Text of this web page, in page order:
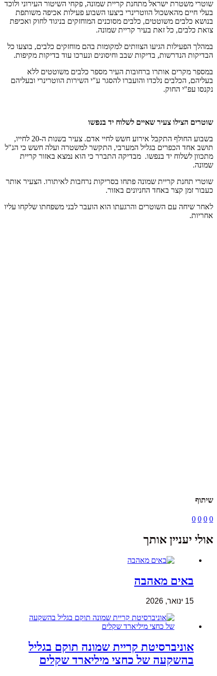
שוטרי משטרת ישראל מתחנת קריית שמונה, פקחי השיטור העירוני ולוכד
בעלי חיים מהאשכול הווטרינרי ביצעו השבוע פעילות אכיפה משותפת
בנושא כלבים משוטטים, כלבים מסוכנים המוחזקים בניגוד לחוק ואכיפת
צואת כלבים, כל זאת בעיר קריית שמונה.
במהלך הפעילות הגיעו הצוותים למקומות בהם מוחזקים כלבים, בוצעו כל
הבדיקות הנדרשות, בדיקות שבב וחיסונים ונערכו עוד בדיקות מקיפות.
במספר מקרים אותרו ברחובות העיר מספר כלבים משוטטים ללא
בעליהם, הכלבים נלכדו והועברו להסגר ע"י השירות הווטרינרי ובעליהם
נקנסו עפ"י החוק.
שוטרים הצילו צעיר שאיים לשלוח יד בנפשו
בשבוע החולף התקבל אירוע חשש לחיי אדם. צעיר בשנות ה-20 לחייו,
תושב אחד הכפרים בגליל המערבי, התקשר למשטרה ועלה חשש כי הנ"ל
מתכוון לשלוח יד בנפשו. מבדיקה התברר כי הוא נמצא באזור קריית
שמונה.
שוטרי תחנת קריית שמונה פתחו בסריקות נרחבות לאיתורו. הצעיר אותר
כעבור זמן קצר באחד החניונים באזור.
לאחר שיחה עם השוטרים והרגעתו הוא הועבר לבני משפחתו שלקחו עליו
אחריות.
שיתוף
0
0
0
0
אולי יעניין אותך
באים מאהבה
15 ינואר, 2026
אוניברסיטת קריית שמונה תוקם בגליל
בהשקעה של כחצי מיליארד שקלים